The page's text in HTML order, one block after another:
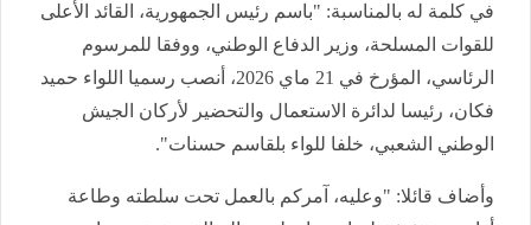
في كلمة له بالمناسبة: "باسم رئيس الجمهورية، القائد الأعلى
للقوات المسلحة، وزير الدفاع الوطني، ووفقا للمرسوم
الرئاسي، المؤرخ في 21 ماي 2026، أنصب رسميا اللواء حميد
فكان، رئيسا لدائرة الاستعمال والتحضير لأركان الجيش
الوطني الشعبي، خلفا للواء بلقاسم حسنات".
وأضاف قائلا: "وعليه، آمركم بالعمل تحت سلطته وطاعة